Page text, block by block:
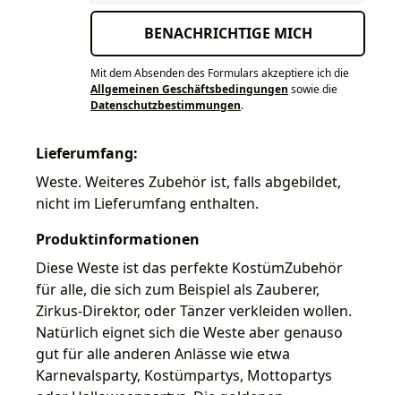
BENACHRICHTIGE MICH
Mit dem Absenden des Formulars akzeptiere ich die
Allgemeinen Geschäftsbedingungen sowie die
Datenschutzbestimmungen.
Lieferumfang:
Weste. Weiteres Zubehör ist, falls abgebildet,
nicht im Lieferumfang enthalten.
Produktinformationen
Diese Weste ist das perfekte KostümZubehör
für alle, die sich zum Beispiel als Zauberer,
Zirkus-Direktor, oder Tänzer verkleiden wollen.
Natürlich eignet sich die Weste aber genauso
gut für alle anderen Anlässe wie etwa
Karnevalsparty, Kostümpartys, Mottopartys